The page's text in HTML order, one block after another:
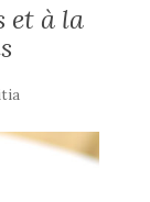
et à la